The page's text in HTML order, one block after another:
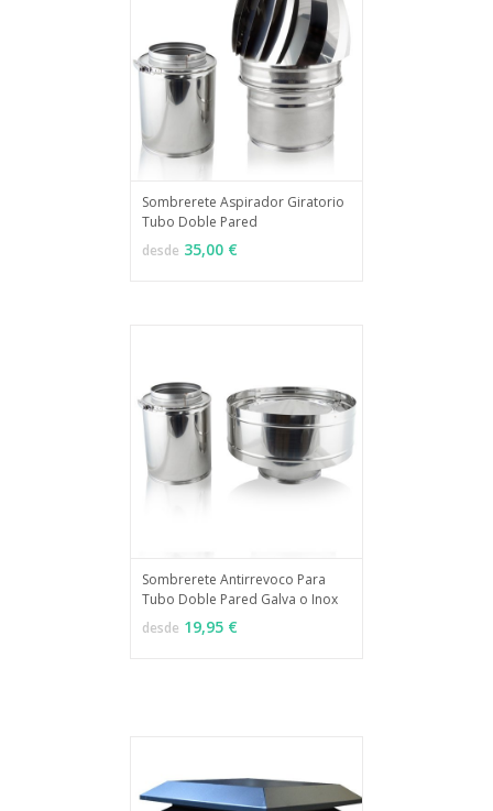
VER OPCIONES
Sombrerete Aspirador Giratorio
Tubo Doble Pared
desde 35,00 €
VER OPCIONES MÁS INFO
Sombrerete Antirrevoco Para
Tubo Doble Pared Galva o Inox
desde 19,95 €